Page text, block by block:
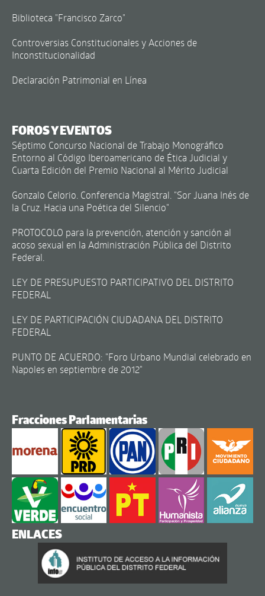
Biblioteca "Francisco Zarco"
Controversias Constitucionales y Acciones de
Inconstitucionalidad
Declaración Patrimonial en Línea
FOROS Y EVENTOS
Séptimo Concurso Nacional de Trabajo Monográfico
Entorno al Código Iberoamericano de Ética Judicial y
Cuarta Edición del Premio Nacional al Mérito Judicial
Gonzalo Celorio. Conferencia Magistral. "Sor Juana Inés de
la Cruz. Hacia una Poética del Silencio"
PROTOCOLO para la prevención, atención y sanción al
acoso sexual en la Administración Pública del Distrito
Federal.
LEY DE PRESUPUESTO PARTICIPATIVO DEL DISTRITO
FEDERAL
LEY DE PARTICIPACIÓN CIUDADANA DEL DISTRITO
FEDERAL
PUNTO DE ACUERDO: "Foro Urbano Mundial celebrado en
Napoles en septiembre de 2012"
Fracciones Parlamentarias
ENLACES